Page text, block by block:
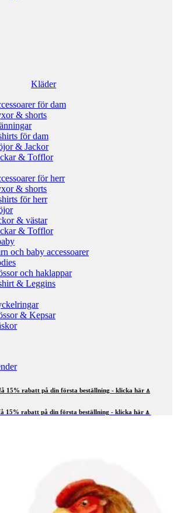
Kläder
för dam
& shorts
för dam
& Jackor
& Tofflor
för herr
& shorts
för herr
& västar
& Tofflor
och baby accessoarer
och haklappar
& Leggins
& Kepsar
15% rabatt på din första beställning - klicka här ⍋
15% rabatt på din första beställning - klicka här ⍋